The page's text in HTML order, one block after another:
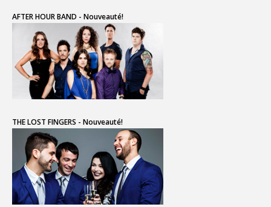
AFTER HOUR BAND - Nouveauté!
THE LOST FINGERS - Nouveauté!